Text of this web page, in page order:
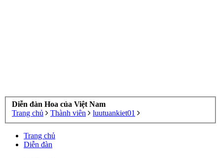
Diễn đàn Hoa của Việt Nam
Trang chủ
Thành viên luutuankiet01
Trang chủ
Diễn đàn